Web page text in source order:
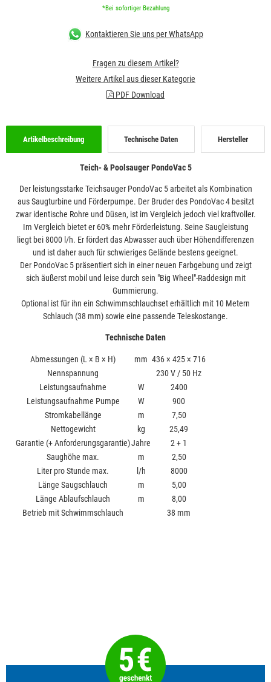
*Bei sofortiger Bezahlung
Kontaktieren Sie uns per WhatsApp
Fragen zu diesem Artikel?
Weitere Artikel aus dieser Kategorie
PDF Download
Artikelbeschreibung Technische Daten Hersteller
Teich- & Poolsauger PondoVac 5
Der leistungsstarke Teichsauger PondoVac 5 arbeitet als Kombination
aus Saugturbine und Förderpumpe. Der Bruder des PondoVac 4 besitzt
zwar identische Rohre und Düsen, ist im Vergleich jedoch viel kraftvoller.
Im Vergleich bietet er 60% mehr Förderleistung. Seine Saugleistung
liegt bei 8000 l/h. Er fördert das Abwasser auch über Höhendifferenzen
und ist daher auch für schwieriges Gelände bestens geeignet.
Der PondoVac 5 präsentiert sich in einer neuen Farbgebung und zeigt
sich äußerst mobil und leise durch sein "Big Wheel"-Raddesign mit
Gummierung.
Optional ist für ihn ein Schwimmschlauchset erhältlich mit 10 Metern
Schlauch (38 mm) sowie eine passende Teleskostange.
Technische Daten
Abmessungen (L × B × H) mm 436 × 425 × 716
Nennspannung
230 V / 50 Hz
Leistungsaufnahme
W
2400
Leistungsaufnahme Pumpe
W
900
Stromkabellänge
m
7,50
Nettogewicht
kg
25,49
Garantie (+ Anforderungsgarantie)Jahre
2 + 1
Saughöhe max.
m
2,50
Liter pro Stunde max.
l/h
8000
Länge Saugschlauch
m
5,00
Länge Ablaufschlauch
m
8,00
Betrieb mit Schwimmschlauch
38 mm